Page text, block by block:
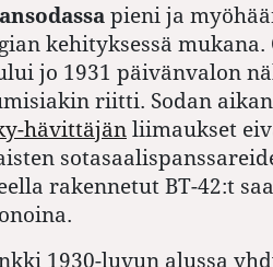
pieni ja
kehityksessä
jo 1931 päivänvalon
riitti. Sodan
hävittäjän liimaukset
rakennetut BT-42:t
1930-luvun alussa